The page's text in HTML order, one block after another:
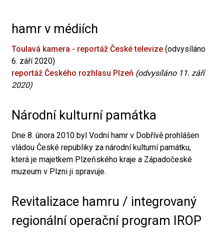
hamr v médiích
Toulavá kamera - reportáž České televize (odvysíláno
6. září 2020)
reportáž Českého rozhlasu Plzeň (odvysíláno 11. září
2020)
Národní kulturní památka
Dne 8. února 2010 byl Vodní hamr v Dobřívě prohlášen
vládou České republiky za národní kulturní památku,
která je majetkem Plzeňského kraje a Západočeské
muzeum v Plzni ji spravuje.
Revitalizace hamru / integrovaný
regionální operační program IROP